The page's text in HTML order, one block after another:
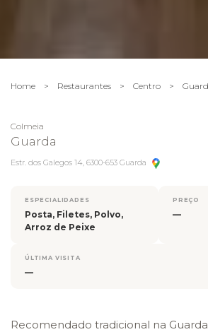
Home > Restaurantes > Centro >
Colmeia
Guarda
Estr. dos Galegos 14, 6300-653 Guarda
ESPECIALIDADES
Posta, Filetes, Polvo,
Arroz de Peixe
PREÇO
—
ÚLTIMA VISITA
—
Recomendado tradicional na